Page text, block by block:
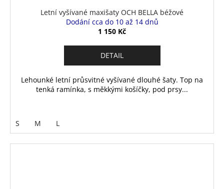
Letní vyšívané maxišaty OCH BELLA béžové
Dodání cca do 10 až 14 dnů
1 150 Kč
DETAIL
Lehounké letní průsvitné vyšívané dlouhé šaty. Top na
tenká ramínka, s měkkými košíčky, pod prsy...
S M L